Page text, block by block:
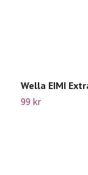
Wella EIMI
99 kr